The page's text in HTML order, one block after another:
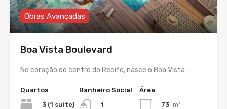
Obras Avançadas
Boa Vista Boulevard
No coração do centro do Recife, nasce o Boa Vista…
Quartos
3 (1 suíte)
Banheiro Social
1
Área
73 m²